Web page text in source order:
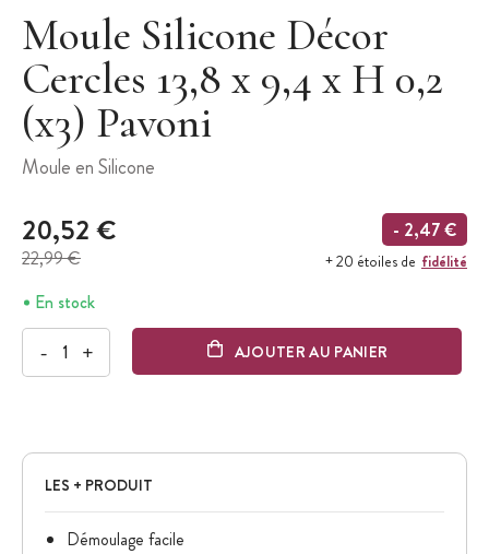
Moule Silicone Décor
Cercles 13,8 x 9,4 x H 0,2
(x3) Pavoni
Moule en Silicone
20,52 €
22,99 €
- 2,47 €
+ 20 étoiles de fidélité
En stock
- + AJOUTER AU PANIER
LES + PRODUIT
Démoulage facile